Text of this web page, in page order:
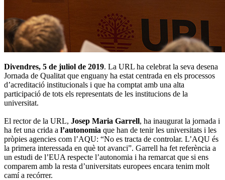
Divendres, 5 de juliol de 2019. La URL ha celebrat la seva desena
Jornada de Qualitat que enguany ha estat centrada en els processos
d’acreditació institucionals i que ha comptat amb una alta
participació de tots els representats de les institucions de la
universitat.
El rector de la URL, Josep Maria Garrell, ha inaugurat la jornada i
ha fet una crida a l’autonomia que han de tenir les universitats i les
pròpies agencies com l’AQU: “No es tracta de controlar. L’AQU és
la primera interessada en què tot avanci”. Garrell ha fet referència a
un estudi de l’EUA respecte l’autonomia i ha remarcat que si ens
comparem amb la resta d’universitats europees encara tenim molt
camí a recórrer.